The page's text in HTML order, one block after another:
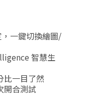
一鍵切換繪圖/
智慧生
比一目了然
開合測試